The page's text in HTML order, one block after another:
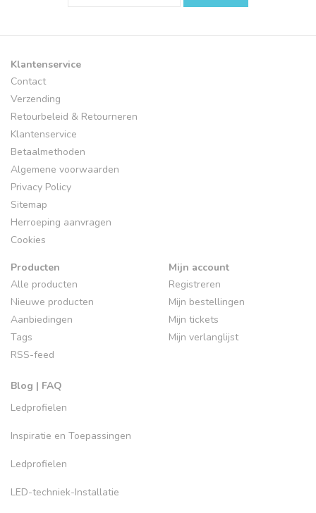
Klantenservice
Contact
Verzending
Retourbeleid & Retourneren
Klantenservice
Betaalmethoden
Algemene voorwaarden
Privacy Policy
Sitemap
Herroeping aanvragen
Cookies
Producten
Alle producten
Nieuwe producten
Aanbiedingen
Tags
RSS-feed
Blog | FAQ
Ledprofielen
Inspiratie en Toepassingen
Ledprofielen
LED-techniek-Installatie
Mijn account
Registreren
Mijn bestellingen
Mijn tickets
Mijn verlanglijst